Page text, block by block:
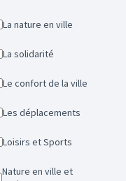
La nature en ville
La solidarité
Le confort de la ville
Les déplacements
Loisirs et Sports
Nature en ville et